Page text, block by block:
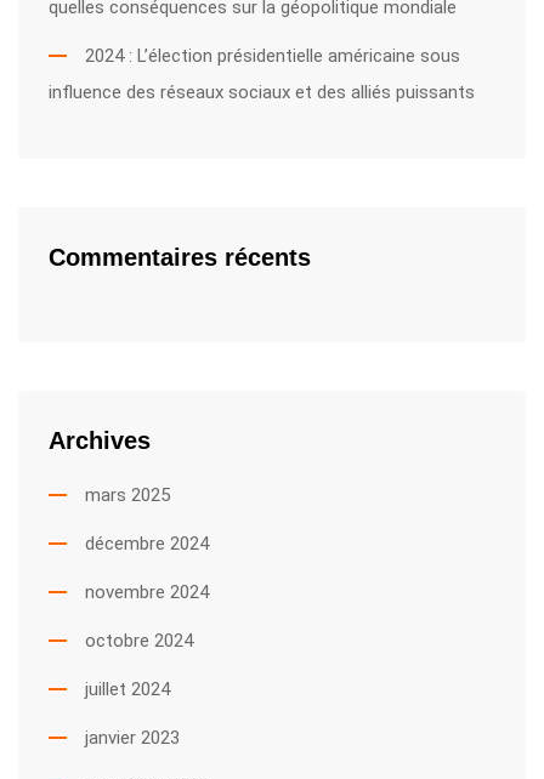
quelles conséquences sur la géopolitique mondiale
2024 : L’élection présidentielle américaine sous
influence des réseaux sociaux et des alliés puissants
Commentaires récents
Archives
mars 2025
décembre 2024
novembre 2024
octobre 2024
juillet 2024
janvier 2023